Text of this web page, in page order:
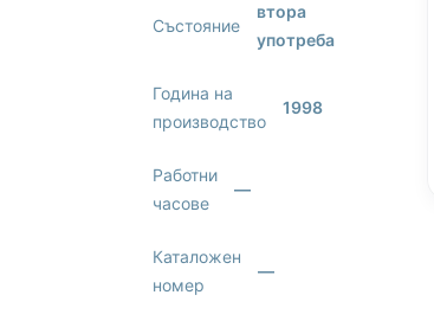
Състояние
втора
употреба
Година на
производство
1998
Работни
часове
—
Каталожен
номер
—